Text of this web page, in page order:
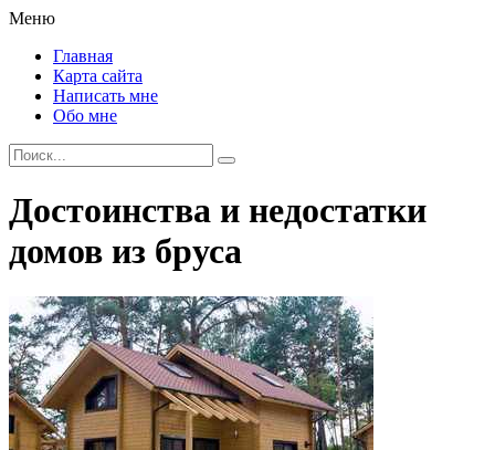
Меню
Главная
Карта сайта
Написать мне
Обо мне
Достоинства и недостатки
домов из бруса